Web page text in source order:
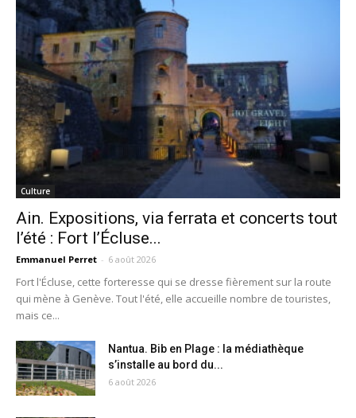
Culture
Ain. Expositions, via ferrata et concerts tout
l’été : Fort l’Écluse...
Emmanuel Perret - 6 août 2026
Fort l'Écluse, cette forteresse qui se dresse fièrement sur la route
qui mène à Genève. Tout l'été, elle accueille nombre de touristes,
mais ce...
Nantua. Bib en Plage : la médiathèque
s’installe au bord du...
6 août 2026